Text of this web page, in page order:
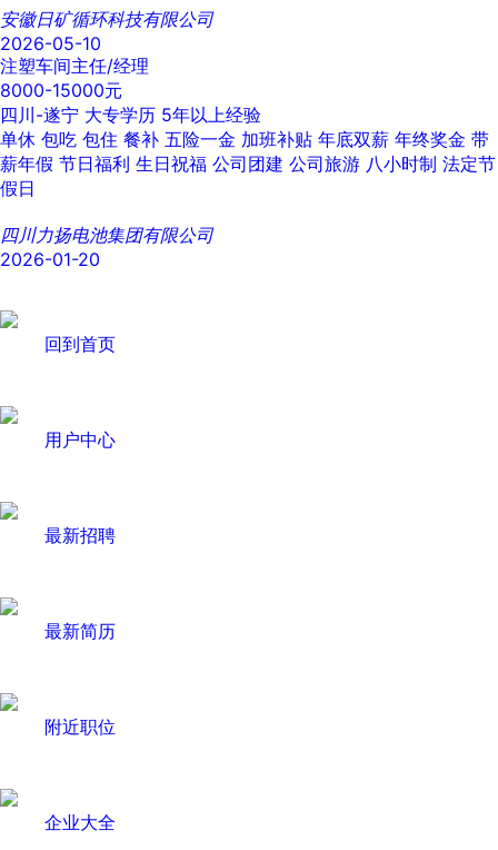
安徽日矿循环科技有限公司
2026-05-10
注塑车间主任/经理
8000-15000元
四川-遂宁 大专学历 5年以上经验
单休 包吃 包住 餐补 五险一金 加班补贴 年底双薪 年终奖金 带
薪年假 节日福利 生日祝福 公司团建 公司旅游 八小时制 法定节
假日
四川力扬电池集团有限公司
2026-01-20
回到首页
用户中心
最新招聘
最新简历
附近职位
企业大全